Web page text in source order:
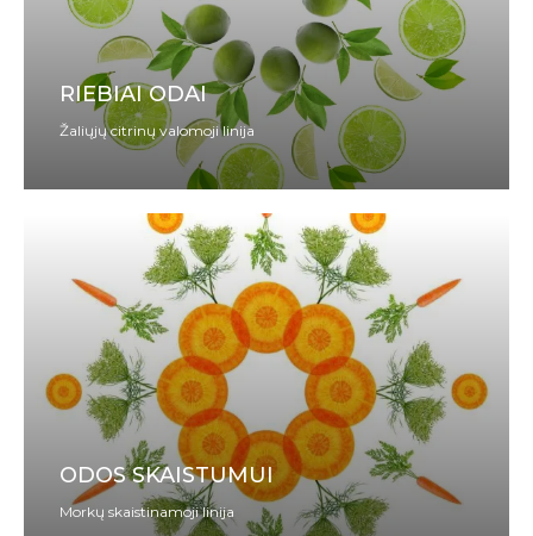
RIEBIAI ODAI
Žaliųjų citrinų valomoji linija
ODOS SKAISTUMUI
Morkų skaistinamoji linija